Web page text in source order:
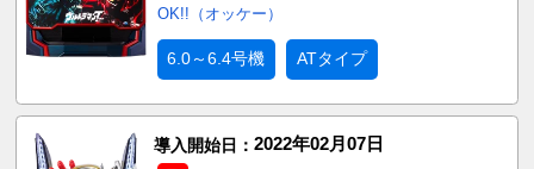
OK!!（オッケー）
6.0～6.4号機 ATタイプ
導入開始日： 2022年02月07日